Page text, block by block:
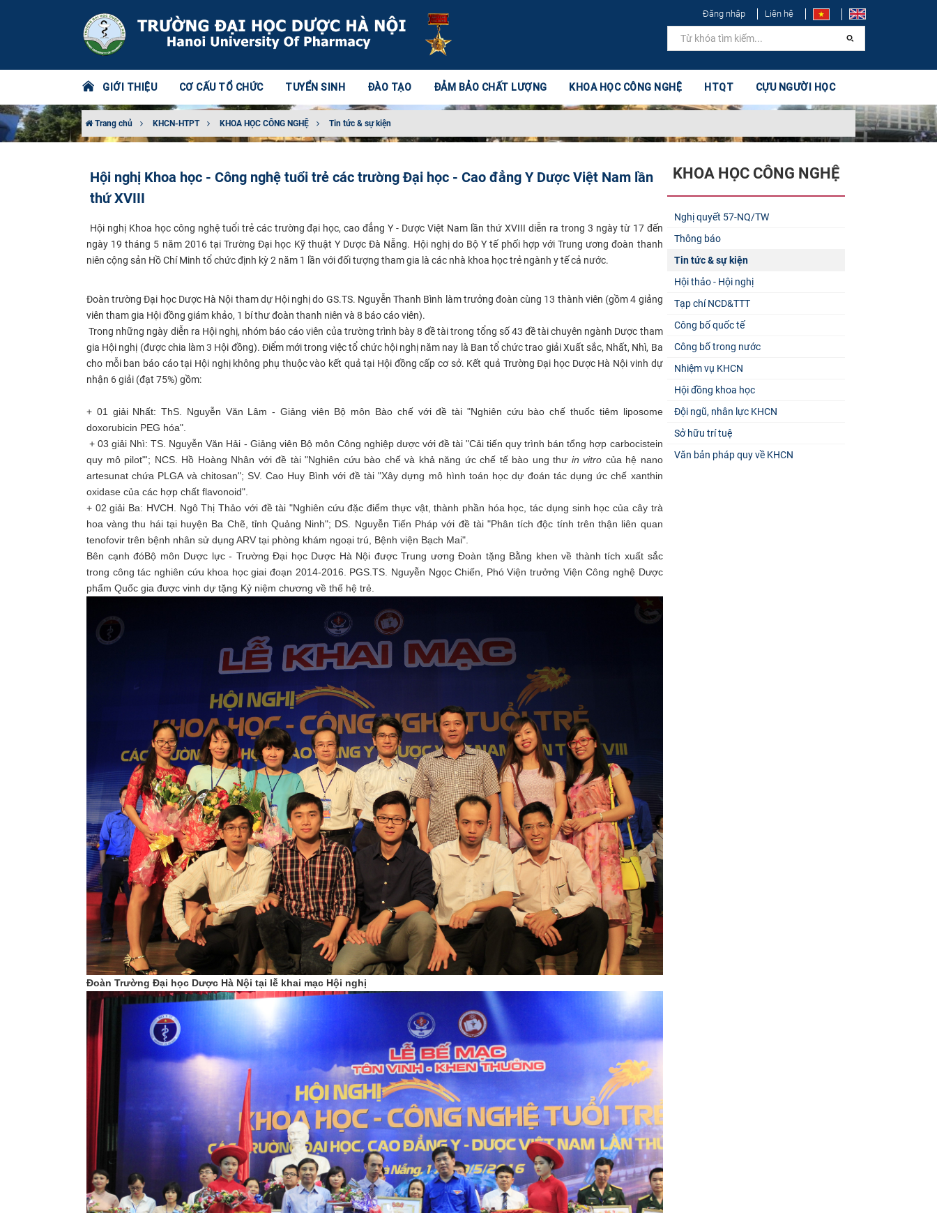
Đăng nhập Liên hệ
GIỚI THIỆU CƠ CẤU TỔ CHỨC TUYỂN SINH ĐÀO TẠO ĐẢM BẢO CHẤT LƯỢNG KHOA HỌC CÔNG NGHỆ HTQT CỰU NGƯỜI HỌC
Trang chủ KHCN-HTPT KHOA HỌC CÔNG NGHỆ Tin tức & sự kiện
Hội nghị Khoa học - Công nghệ tuổi trẻ các trường Đại học - Cao đẳng Y Dược Việt Nam lần
thứ XVIII
Hội nghị Khoa học công nghệ tuổi trẻ các trường đại học, cao đẳng Y - Dược Việt Nam lần thứ XVIII diễn ra trong 3 ngày từ 17 đến
ngày 19 tháng 5 năm 2016 tại Trường Đại học Kỹ thuật Y Dược Đà Nẵng. Hội nghị do Bộ Y tế phối hợp với Trung ương đoàn thanh
niên cộng sản Hồ Chí Minh tổ chức định kỳ 2 năm 1 lần với đối tượng tham gia là các nhà khoa học trẻ ngành y tế cả nước.
Đoàn trường Đại học Dược Hà Nội tham dự Hội nghị do GS.TS. Nguyễn Thanh Bình làm trưởng đoàn cùng 13 thành viên (gồm 4 giảng
viên tham gia Hội đồng giám khảo, 1 bí thư đoàn thanh niên và 8 báo cáo viên).
Trong những ngày diễn ra Hội nghị, nhóm báo cáo viên của trường trình bày 8 đề tài trong tổng số 43 đề tài chuyên ngành Dược tham
gia Hội nghị (được chia làm 3 Hội đồng). Điểm mới trong việc tổ chức hội nghị năm nay là Ban tổ chức trao giải Xuất sắc, Nhất, Nhì, Ba
cho mỗi ban báo cáo tại Hội nghị không phụ thuộc vào kết quả tại Hội đồng cấp cơ sở. Kết quả Trường Đại học Dược Hà Nội vinh dự
nhận 6 giải (đạt 75%) gồm:​
+ 01 giải Nhất: ThS. Nguyễn Văn Lâm - Giảng viên Bộ môn Bào chế với đề tài "Nghiên cứu bào chế thuốc tiêm liposome
doxorubicin PEG hóa".
+ 03 giải Nhì: TS. Nguyễn Văn Hải - Giảng viên Bộ môn Công nghiệp dược với đề tài "Cải tiến quy trình bán tổng hợp carbocistein
quy mô pilot"'; NCS. Hồ Hoàng Nhân với đề tài "Nghiên cứu bào chế và khả năng ức chế tế bào ung thư in vitro của hệ nano
artesunat chứa PLGA và chitosan"; SV. Cao Huy Bình với đề tài "Xây dựng mô hình toán học dự đoán tác dụng ức chế xanthin
oxidase của các hợp chất flavonoid".
+ 02 giải Ba: HVCH. Ngô Thị Thảo với đề tài "Nghiên cứu đặc điểm thực vật, thành phần hóa học, tác dụng sinh học của cây trà
hoa vàng thu hái tại huyện Ba Chẽ, tỉnh Quảng Ninh"; DS. Nguyễn Tiến Pháp với đề tài "Phân tích độc tính trên thận liên quan
tenofovir trên bệnh nhân sử dụng ARV tại phòng khám ngoại trú, Bệnh viện Bạch Mai".
Bên cạnh đóBộ môn Dược lực- Trường Đại học Dược Hà Nội được Trung ương Đoàn tặng Bằng khen về thành tích xuất sắc
trong công tác nghiên cứu khoa học giai đoạn 2014-2016.
PGS.TS. Nguyễn Ngọc Chiến, Phó Viện trưởng Viện Công nghệ Dược
phẩm Quốc gia được vinh dự tặng Kỷ niệm chương về thế hệ trẻ.
Đoàn Trường Đại học Dược Hà Nội tại lễ khai mạc Hội nghị
KHOA HỌC CÔNG NGHỆ
Nghị quyết 57-NQ/TW
Thông báo
Tin tức & sự kiện
Hội thảo - Hội nghị
Tạp chí NCD&TTT
Công bố quốc tế
Công bố trong nước
Nhiệm vụ KHCN
Hội đồng khoa học
Đội ngũ, nhân lực KHCN
Sở hữu trí tuệ
Văn bản pháp quy về KHCN